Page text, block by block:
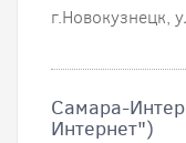
г.Новокузнецк,
Самара-
Интернет")